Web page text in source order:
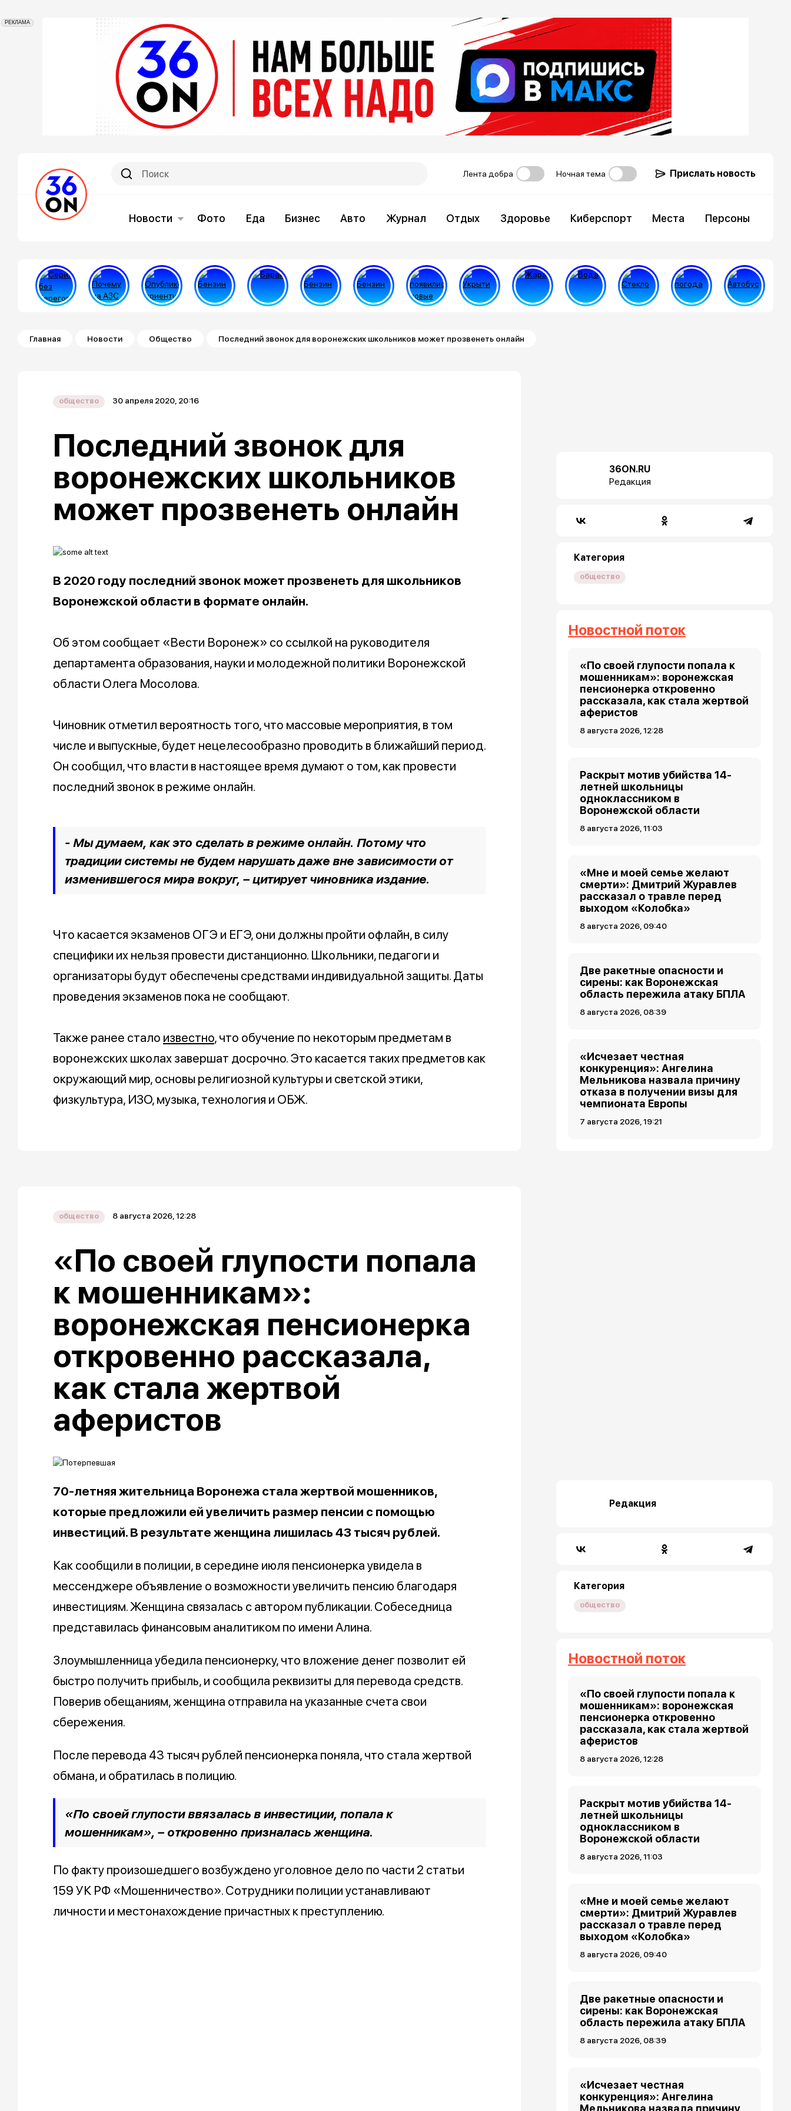
РЕКЛАМА
Лента добра Ночная тема Прислать новость
Новости Фото Еда Бизнес Авто Журнал Отдых Здоровье Киберспорт Места Персоны
Строка навигации
Главная Новости Общество Последний звонок для воронежских школьников может прозвенеть онлайн
общество 30 апреля 2020, 20:16
Последний звонок для
воронежских школьников
может прозвенеть онлайн
В 2020 году последний звонок может прозвенеть для школьников
Воронежской области в формате онлайн.
Об этом сообщает «Вести Воронеж» со ссылкой на руководителя
департамента образования, науки и молодежной политики Воронежской
области Олега Мосолова.
Чиновник отметил вероятность того, что массовые мероприятия, в том
числе и выпускные, будет нецелесообразно проводить в ближайший период.
Он сообщил, что власти в настоящее время думают о том, как провести
последний звонок в режиме онлайн.
- Мы думаем, как это сделать в режиме онлайн. Потому что
традиции системы не будем нарушать даже вне зависимости от
изменившегося мира вокруг, – цитирует чиновника издание.
Что касается экзаменов ОГЭ и ЕГЭ, они должны пройти офлайн, в силу
специфики их нельзя провести дистанционно. Школьники, педагоги и
организаторы будут обеспечены средствами индивидуальной защиты. Даты
проведения экзаменов пока не сообщают.
Также ранее стало известно, что обучение по некоторым предметам в
воронежских школах завершат досрочно. Это касается таких предметов как
окружающий мир, основы религиозной культуры и светской этики,
физкультура, ИЗО, музыка, технология и ОБЖ.
36ON.RU
Редакция
Категория
общество
Новостной поток
«По своей глупости попала к
мошенникам»: воронежская
пенсионерка откровенно
рассказала, как стала жертвой
аферистов
8 августа 2026, 12:28
Раскрыт мотив убийства 14-
летней школьницы
одноклассником в
Воронежской области
8 августа 2026, 11:03
«Мне и моей семье желают
смерти»: Дмитрий Журавлев
рассказал о травле перед
выходом «Колобка»
8 августа 2026, 09:40
Две ракетные опасности и
сирены: как Воронежская
область пережила атаку БПЛА
8 августа 2026, 08:39
«Исчезает честная
конкуренция»: Ангелина
Мельникова назвала причину
отказа в получении визы для
чемпионата Европы
7 августа 2026, 19:21
общество 8 августа 2026, 12:28
«По своей глупости попала
к мошенникам»:
воронежская пенсионерка
откровенно рассказала,
как стала жертвой
аферистов
70-летняя жительница Воронежа стала жертвой мошенников,
которые предложили ей увеличить размер пенсии с помощью
инвестиций. В результате женщина лишилась 43 тысяч рублей.
Как сообщили в полиции, в середине июля пенсионерка увидела в
мессенджере объявление о возможности увеличить пенсию благодаря
инвестициям. Женщина связалась с автором публикации. Собеседница
представилась финансовым аналитиком по имени Алина.
Злоумышленница убедила пенсионерку, что вложение денег позволит ей
быстро получить прибыль, и сообщила реквизиты для перевода средств.
Поверив обещаниям, женщина отправила на указанные счета свои
сбережения.
После перевода 43 тысяч рублей пенсионерка поняла, что стала жертвой
обмана, и обратилась в полицию.
«По своей глупости ввязалась в инвестиции, попала к
мошенникам», – откровенно призналась женщина.
По факту произошедшего возбуждено уголовное дело по части 2 статьи
159 УК РФ «Мошенничество». Сотрудники полиции устанавливают
личности и местонахождение причастных к преступлению.
Редакция
Категория
общество
Новостной поток
«По своей глупости попала к
мошенникам»: воронежская
пенсионерка откровенно
рассказала, как стала жертвой
аферистов
8 августа 2026, 12:28
Раскрыт мотив убийства 14-
летней школьницы
одноклассником в
Воронежской области
8 августа 2026, 11:03
«Мне и моей семье желают
смерти»: Дмитрий Журавлев
рассказал о травле перед
выходом «Колобка»
8 августа 2026, 09:40
Две ракетные опасности и
сирены: как Воронежская
область пережила атаку БПЛА
8 августа 2026, 08:39
«Исчезает честная
конкуренция»: Ангелина
Мельникова назвала причину